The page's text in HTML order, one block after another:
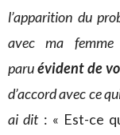
l’apparition du
avec ma
paruévident de
d’accord avec ce
ai dit : « Est-ce